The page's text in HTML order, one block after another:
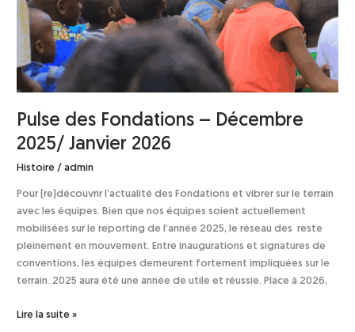
Pulse des Fondations – Décembre
2025/ Janvier 2026
Histoire /admin
Pour (re)découvrir l’actualité des Fondations et vibrer sur le terrain
avec les équipes. Bien que nos équipes soient actuellement
mobilisées sur le reporting de l’année 2025, le réseau des reste
pleinement en mouvement. Entre inaugurations et signatures de
conventions, les équipes demeurent fortement impliquées sur le
terrain. 2025 aura été une année de utile et réussie. Place à 2026,
Lire la suite »